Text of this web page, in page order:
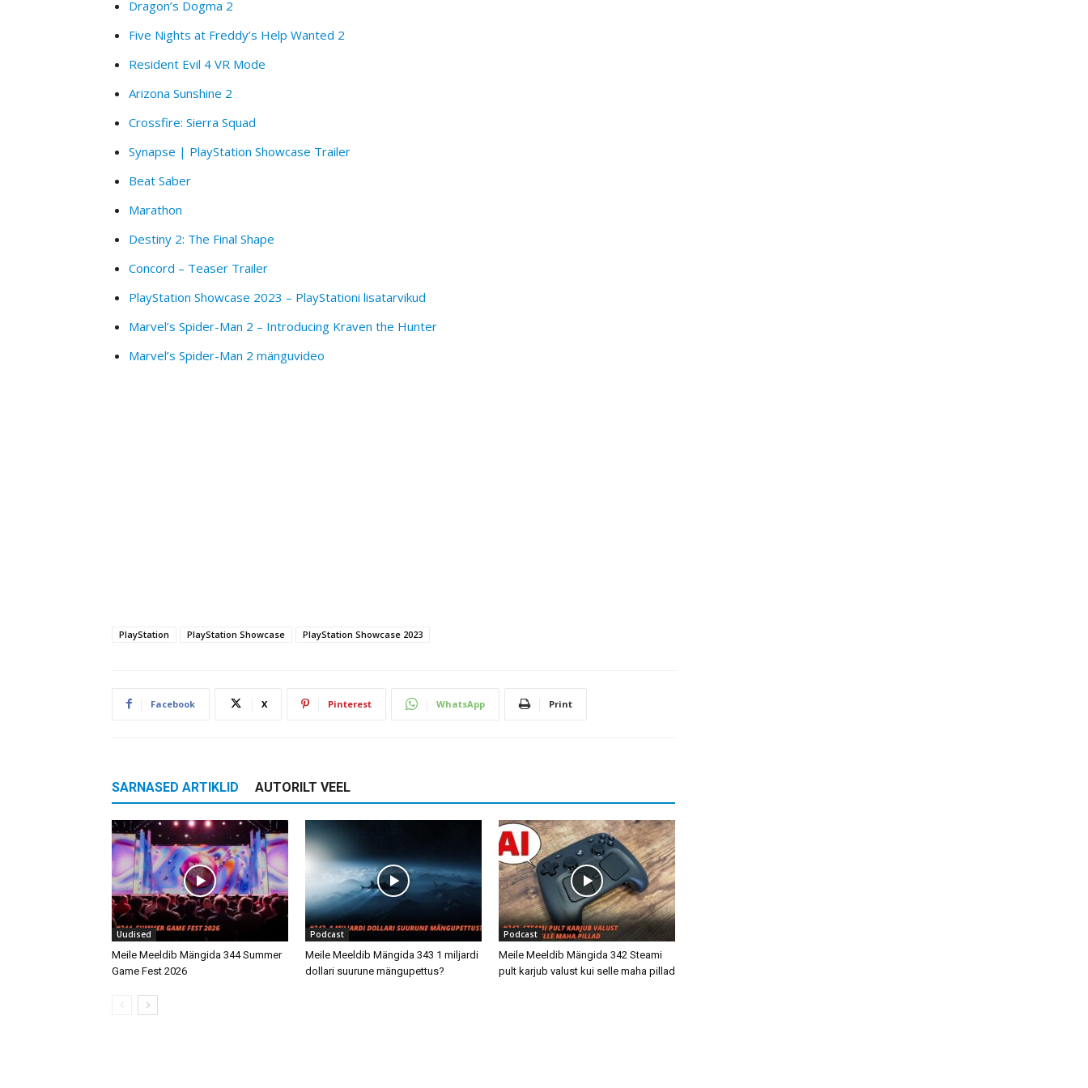
Dragon’s Dogma 2
Five Nights at Freddy’s Help Wanted 2
Resident Evil 4 VR Mode
Arizona Sunshine 2
Crossfire: Sierra Squad
Synapse | PlayStation Showcase Trailer
Beat Saber
Marathon
Destiny 2: The Final Shape
Concord – Teaser Trailer
PlayStation Showcase 2023 – PlayStationi lisatarvikud
Marvel’s Spider-Man 2 – Introducing Kraven the Hunter
Marvel’s Spider-Man 2 mänguvideo
PlayStation PlayStation Showcase PlayStation Showcase 2023
Facebook X Pinterest WhatsApp Print
SARNASED ARTIKLID AUTORILT VEEL
Uudised
Meile Meeldib Mängida 344 Summer
Game Fest 2026
Podcast
Meile Meeldib Mängida 343 1 miljardi
dollari suurune mängupettus?
Podcast
Meile Meeldib Mängida 342 Steami
pult karjub valust kui selle maha pillad